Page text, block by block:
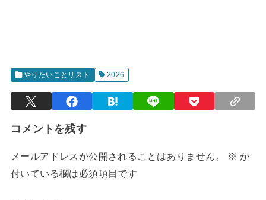
やりたいことリスト 2026
コメントを残す
メールアドレスが公開されることはありません。 ※ が
付いている欄は必須項目です